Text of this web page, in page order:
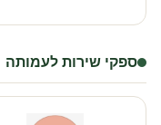
ספקי שירות לעמותה